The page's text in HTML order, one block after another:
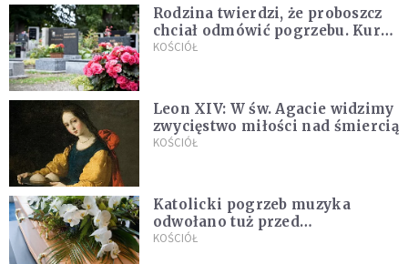
Rodzina twierdzi, że proboszcz
chciał odmówić pogrzebu. Kuria
zapowiada wyjaśnienia
KOŚCIÓŁ
Leon XIV: W św. Agacie widzimy
zwycięstwo miłości nad śmiercią
KOŚCIÓŁ
Katolicki pogrzeb muzyka
odwołano tuż przed
uroczystością. Powodem była
KOŚCIÓŁ